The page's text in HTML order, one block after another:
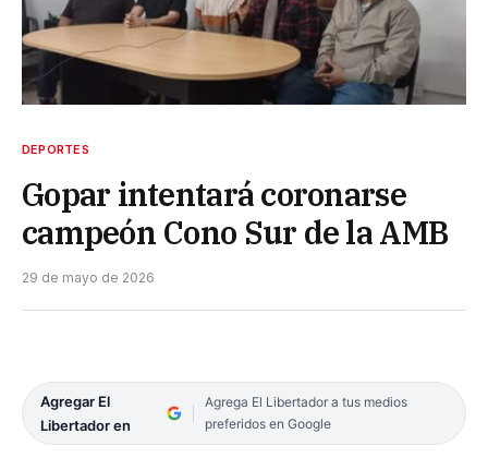
DEPORTES
Gopar intentará coronarse
campeón Cono Sur de la AMB
29 de mayo de 2026
Agregar El
Libertador en
Agrega El Libertador a tus medios
preferidos en Google